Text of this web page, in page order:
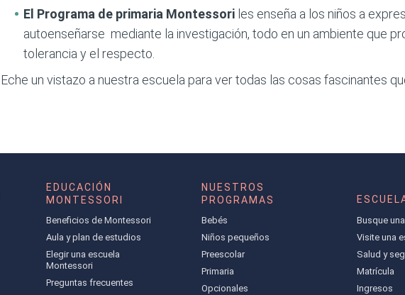
El Programa de primaria Montessori les enseña a los niños a
autoenseñarse mediante la investigación, todo en un ambiente que
tolerancia y el respecto.
Eche un vistazo a nuestra escuela para ver todas las cosas fascinantes
EDUCACIÓN
MONTESSORI
Beneficios de Montessori
Aula y plan de estudios
Elegir una escuela
Montessori
Preguntas frecuentes
NUESTROS
PROGRAMAS
Bebés
Niños pequeños
Preescolar
Primaria
Opcionales
Busque
Visite una
Salud y
Matrícula
Ingresos